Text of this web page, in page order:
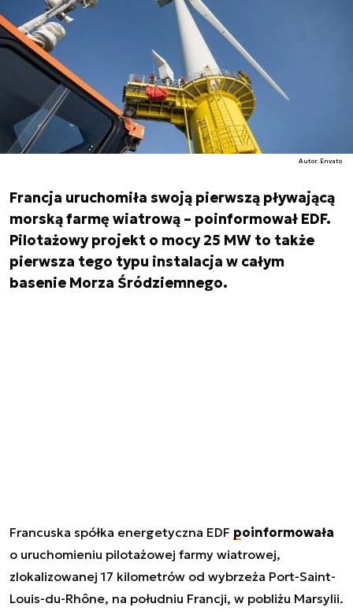
Autor. Envato
Francja uruchomiła swoją pierwszą pływającą
morską farmę wiatrową – poinformował EDF.
Pilotażowy projekt o mocy 25 MW to także
pierwsza tego typu instalacja w całym
basenie Morza Śródziemnego.
Francuska spółka energetyczna EDF poinformowała
o uruchomieniu pilotażowej farmy wiatrowej,
zlokalizowanej 17 kilometrów od wybrzeża Port-Saint-
Louis-du-Rhône, na południu Francji, w pobliżu Marsylii.